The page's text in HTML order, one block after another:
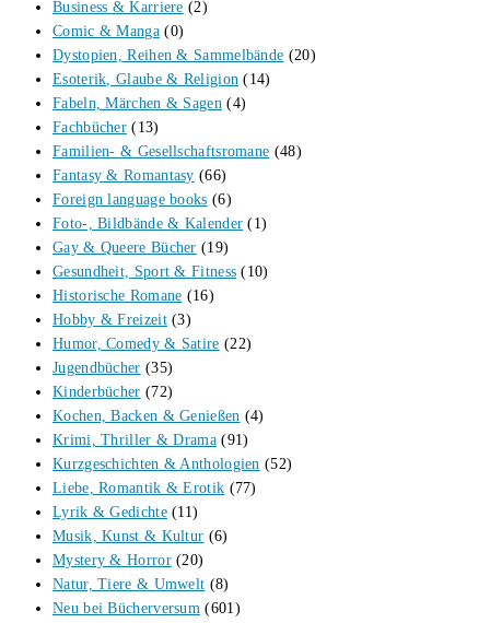
Business & Karriere (2)
Comic & Manga (0)
Dystopien, Reihen & Sammelbände (20)
Esoterik, Glaube & Religion (14)
Fabeln, Märchen & Sagen (4)
Fachbücher (13)
Familien- & Gesellschaftsromane (48)
Fantasy & Romantasy (66)
Foreign language books (6)
Foto-, Bildbände & Kalender (1)
Gay & Queere Bücher (19)
Gesundheit, Sport & Fitness (10)
Historische Romane (16)
Hobby & Freizeit (3)
Humor, Comedy & Satire (22)
Jugendbücher (35)
Kinderbücher (72)
Kochen, Backen & Genießen (4)
Krimi, Thriller & Drama (91)
Kurzgeschichten & Anthologien (52)
Liebe, Romantik & Erotik (77)
Lyrik & Gedichte (11)
Musik, Kunst & Kultur (6)
Mystery & Horror (20)
Natur, Tiere & Umwelt (8)
Neu bei Bücherversum (601)